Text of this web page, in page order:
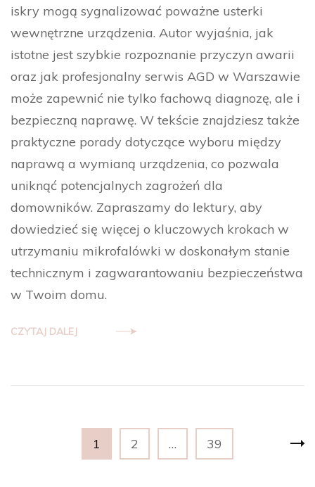
iskry mogą sygnalizować poważne usterki
wewnętrzne urządzenia. Autor wyjaśnia, jak
istotne jest szybkie rozpoznanie przyczyn awarii
oraz jak profesjonalny serwis AGD w Warszawie
może zapewnić nie tylko fachową diagnozę, ale i
bezpieczną naprawę. W tekście znajdziesz także
praktyczne porady dotyczące wyboru między
naprawą a wymianą urządzenia, co pozwala
uniknąć potencjalnych zagrożeń dla
domowników. Zapraszamy do lektury, aby
dowiedzieć się więcej o kluczowych krokach w
utrzymaniu mikrofalówki w doskonałym stanie
technicznym i zagwarantowaniu bezpieczeństwa
w Twoim domu.
CZYTAJ DALEJ
Stronicowanie
Strona
1 Strona
2 … Strona
39